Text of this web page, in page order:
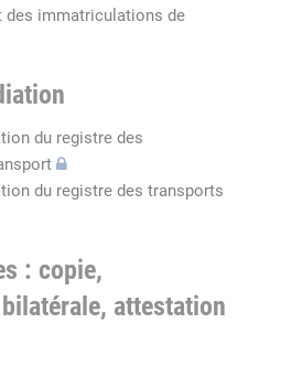
immatriculations de
du registre des
du registre des transports
: copie,
attestation